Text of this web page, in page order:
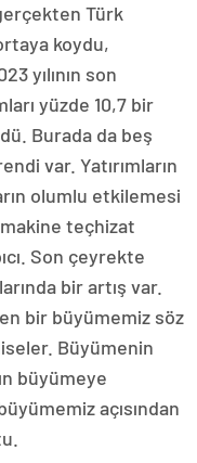
Türk
koydu,
yılının son
yüzde 10,7 bir
Burada da beş
var. Yatırımların
olumlu etkilemesi
teçhizat
Son çeyrekte
bir artış var.
bir büyümemiz söz
Büyümenin
büyümeye
açısından